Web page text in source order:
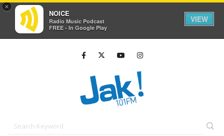
×
NOICE
Radio Music Podcast
FREE - In Google Play
VIEW